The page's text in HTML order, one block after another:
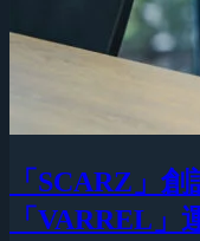
「SCARZ」
「VARREL